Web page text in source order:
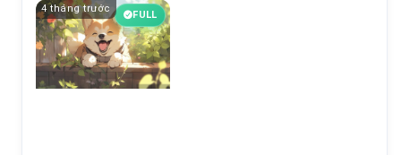
4 tháng trước
FULL